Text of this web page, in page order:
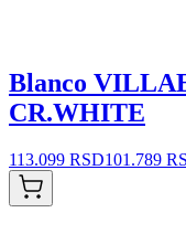
Blanco
CR.WHITE
113.099 RSD101.789